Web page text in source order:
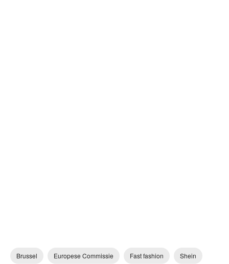
Brussel Europese Commissie Fast fashion Shein